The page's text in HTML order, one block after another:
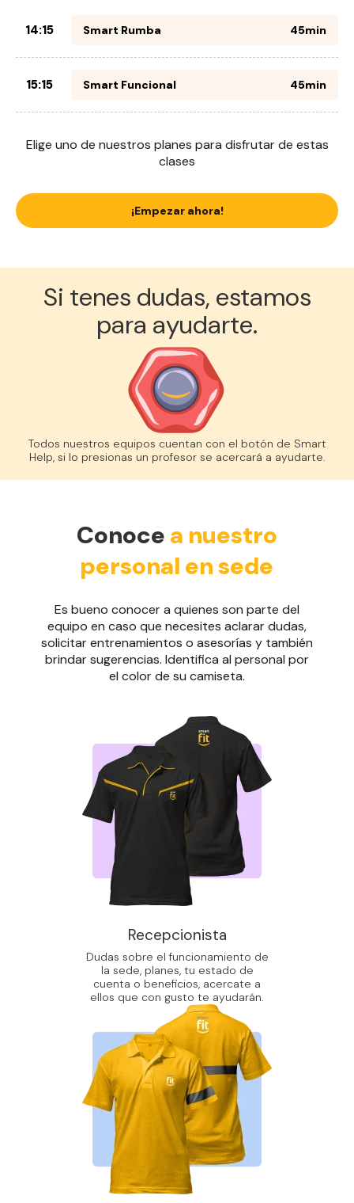
14:15 Smart Rumba 45min
15:15 Smart Funcional 45min
Elige uno de nuestros planes para disfrutar de estas
clases
¡Empezar ahora!
Si tenes dudas, estamos
para ayudarte.
Todos nuestros equipos cuentan con el botón de Smart
Help, si lo presionas un profesor se acercará a ayudarte.
Conoce a nuestro
personal en sede
Es bueno conocer a quienes son parte del
equipo en caso que necesites aclarar dudas,
solicitar entrenamientos o asesorías y también
brindar sugerencias. Identifica al personal por
el color de su camiseta.
Recepcionista
Dudas sobre el funcionamiento de
la sede, planes, tu estado de
cuenta o beneficios, acercate a
ellos que con gusto te ayudarán.